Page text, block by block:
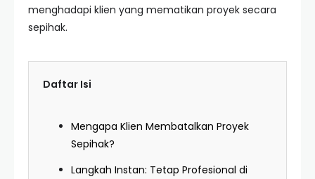
menghadapi klien yang mematikan proyek secara
sepihak.
Daftar Isi
Mengapa Klien Membatalkan Proyek
Sepihak?
Langkah Instan: Tetap Profesional di